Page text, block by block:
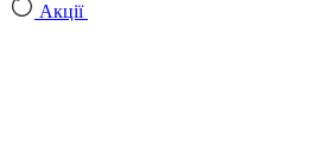
Акції